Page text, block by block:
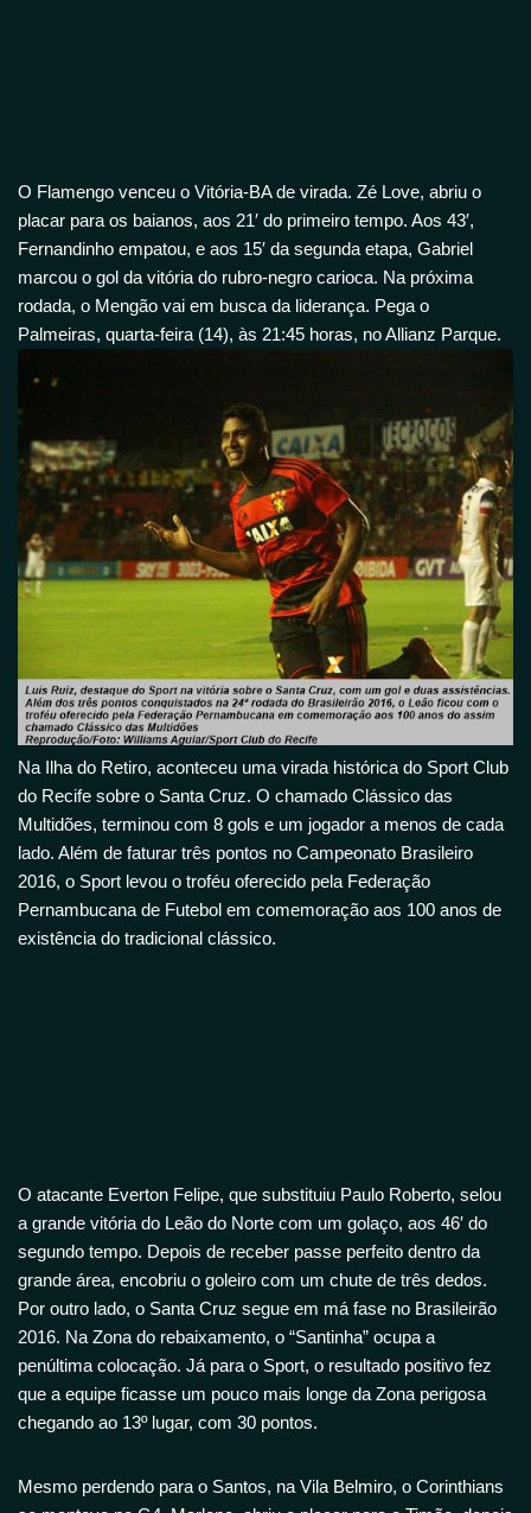
O Flamengo venceu o Vitória-BA de virada. Zé Love, abriu o
placar para os baianos, aos 21′ do primeiro tempo. Aos 43′,
Fernandinho empatou, e aos 15′ da segunda etapa, Gabriel
marcou o gol da vitória do rubro-negro carioca. Na próxima
rodada, o Mengão vai em busca da liderança. Pega o
Palmeiras, quarta-feira (14), às 21:45 horas, no Allianz Parque.
Na Ilha do Retiro, aconteceu uma virada histórica do Sport Club
do Recife sobre o Santa Cruz. O chamado Clássico das
Multidões, terminou com 8 gols e um jogador a menos de cada
lado. Além de faturar três pontos no Campeonato Brasileiro
2016, o Sport levou o troféu oferecido pela Federação
Pernambucana de Futebol em comemoração aos 100 anos de
existência do tradicional clássico.
O atacante Everton Felipe, que substituiu Paulo Roberto, selou
a grande vitória do Leão do Norte com um golaço, aos 46′ do
segundo tempo. Depois de receber passe perfeito dentro da
grande área, encobriu o goleiro com um chute de três dedos.
Por outro lado, o Santa Cruz segue em má fase no Brasileirão
2016. Na Zona do rebaixamento, o “Santinha” ocupa a
penúltima colocação. Já para o Sport, o resultado positivo fez
que a equipe ficasse um pouco mais longe da Zona perigosa
chegando ao 13º lugar, com 30 pontos.
Mesmo perdendo para o Santos, na Vila Belmiro, o Corinthians